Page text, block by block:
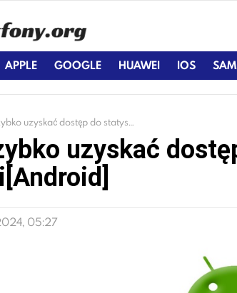
APPLE GOOGLE HUAWEI IOS
uzyskać dostęp do statystyk baterii[Android]
uzyskać
05:27